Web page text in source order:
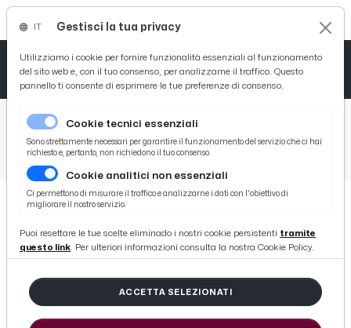
/ Picenotime
/ Ascoli Time
Fasano presenta Bari-Ascoli: “Per i Galletti prove tecniche da protagonisti”
Fasano presenta Bari-Ascoli: “Per i
Galletti prove tecniche da
protagonisti”
Gestisci la tua privacy
Utilizziamo i cookie per fornire funzionalità essenziali al funzionamento
del sito web e, con il tuo consenso, per analizzarne il traffico. Questo
pannello ti consente di esprimere le tue preferenze di consenso.
Cookie tecnici essenziali
Sono strettamente necessari per garantire il funzionamento del servizio che ci hai
richiesto e, pertanto, non richiedono il tuo consenso.
Cookie analitici non essenziali
Ci permettono di misurare il traffico e analizzarne i dati con l'obiettivo di
migliorare il nostro servizio.
Puoi resettare le tue scelte eliminado i nostri cookie persistenti tramite
questo link. Per ulteriori informazioni consulta la nostra Cookie Policy.
ACCETTA SELEZIONATI
Tutto News
Tutto Sport
Basket
Ciclismo
Tutto Curiosità